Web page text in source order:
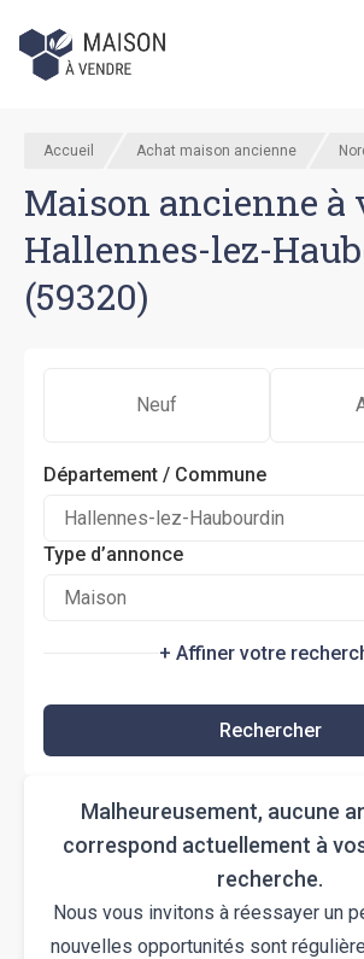
Accueil Achat maison ancienne
Maison ancienne à
Hallennes-lez-
(59320)
Neuf
Département / Commune
Type d’annonce
Maison
+ Affiner votre
Rechercher
Malheureusement, aucune
correspond actuellement à
recherche.
Nous vous invitons à réessayer un
nouvelles opportunités sont